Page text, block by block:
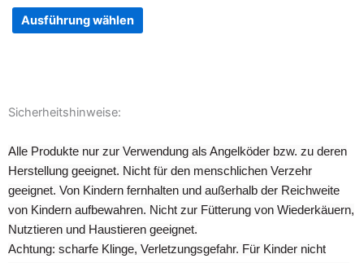
Ausführung wählen auf
der
Sicherheitshinweise:
Alle Produkte nur zur Verwendung als Angelköder bzw. zu deren
Herstellung geeignet. Nicht für den menschlichen Verzehr
geeignet. Von Kindern fernhalten und außerhalb der Reichweite
von Kindern aufbewahren. Nicht zur Fütterung von Wiederkäuern,
Nutztieren und Haustieren geeignet.
Achtung: scharfe Klinge, Verletzungsgefahr. Für Kinder nicht